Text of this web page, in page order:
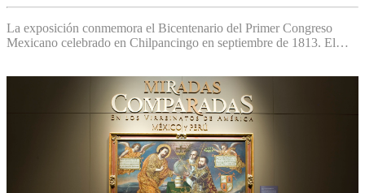
La exposición conmemora el Bicentenario del Primer Congreso
Mexicano celebrado en Chilpancingo en septiembre de 1813. El…